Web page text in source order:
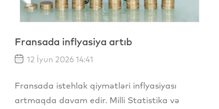
Fransada inflyasiya artıb
12 İyun 2026 14:41
Fransada istehlak qiymətləri inflyasiyası
artmaqda davam edir. Milli Statistika və